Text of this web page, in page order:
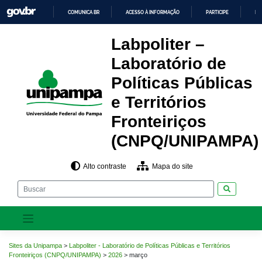
para
o
O
CONTEÚDO
COMUNICA BR ACESSO À INFORMAÇÃO PARTICIPE
Labpoliter –
Laboratório de
Políticas Públicas
e Territórios
Fronteiriços
(CNPQ/UNIPAMPA)
Alto contraste Mapa do site
Sites da Unipampa > Labpoliter - Laboratório de Políticas Públicas e Territórios
Fronteiriços (CNPQ/UNIPAMPA) > 2026 > março